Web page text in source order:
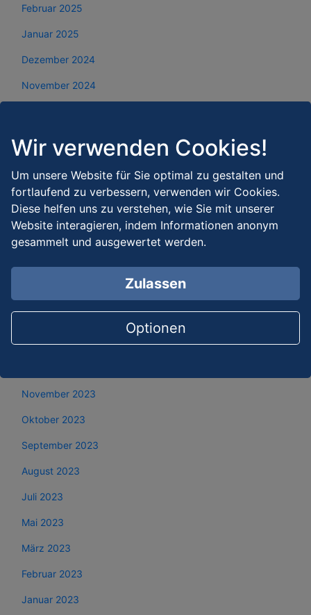
Februar 2025
Januar 2025
Dezember 2024
November 2024
September 2024
Juli 2024
Juni 2024
Mai 2024
April 2024
Januar 2024
November 2023
Oktober 2023
September 2023
August 2023
Juli 2023
Mai 2023
März 2023
Februar 2023
Januar 2023
Wir verwenden Cookies!
Um unsere Website für Sie optimal zu gestalten und
fortlaufend zu verbessern, verwenden wir Cookies.
Diese helfen uns zu verstehen, wie Sie mit unserer
Website interagieren, indem Informationen anonym
gesammelt und ausgewertet werden.
Zulassen
Optionen